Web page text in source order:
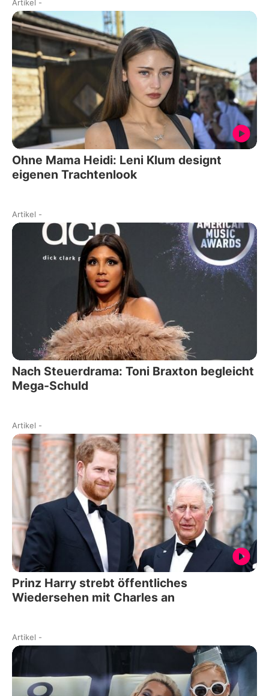
Artikel -
Ohne Mama Heidi: Leni Klum designt
eigenen Trachtenlook
Artikel -
Nach Steuerdrama: Toni Braxton begleicht
Mega-Schuld
Artikel -
Prinz Harry strebt öffentliches
Wiedersehen mit Charles an
Artikel -